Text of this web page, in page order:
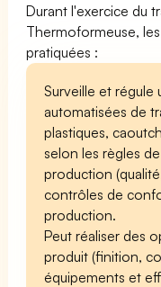
Durant l'exercice du
Thermoformeuse,
pratiquées :
Surveille et régule
automatisées de
plastiques,
selon les règles
production
contrôles de
production.
Peut réaliser des
produit (finition,
équipements et